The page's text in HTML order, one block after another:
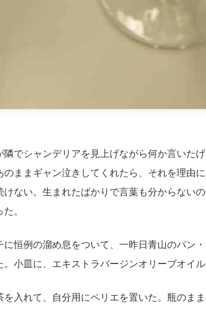
隣でシャンデリアを見上げながら何か言いた
のままギャン泣きしてくれたら、それを理由
けない。生まれたばかりで言葉も分からない
。
に恒例の溜め息をついて、一昨日青山のパン
小皿に、エキストラバージンオリーブオイル
を入れて、自分用にペリエを置いた。瓶のま